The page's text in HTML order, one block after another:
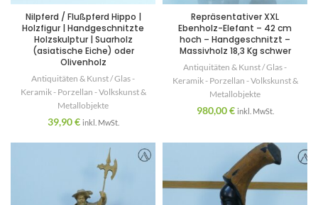
Nilpferd / Flußpferd Hippo |
Holzfigur | Handgeschnitzte
Holzskulptur | Suarholz
(asiatische Eiche) oder
Olivenholz
Antiquitäten & Kunst / Glas -
Keramik - Porzellan - Volkskunst &
Metallobjekte
39,90€ inkl. MwSt.
Repräsentativer XXL
Ebenholz-Elefant – 42 cm
hoch – Handgeschnitzt –
Massivholz 18,3 Kg schwer
Antiquitäten & Kunst / Glas -
Keramik - Porzellan - Volkskunst &
Metallobjekte
980,00€ inkl. MwSt.